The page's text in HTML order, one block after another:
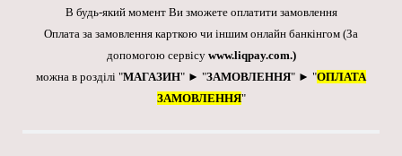
В будь-який момент Ви зможете оплатити замовлення
Оплата за замовлення карткою чи іншим онлайн банкінгом (За
допомогою сервісу www.liqpay.com.)
можна в розділі "МАГАЗИН" ► "ЗАМОВЛЕННЯ" ► "ОПЛАТА
ЗАМОВЛЕННЯ"